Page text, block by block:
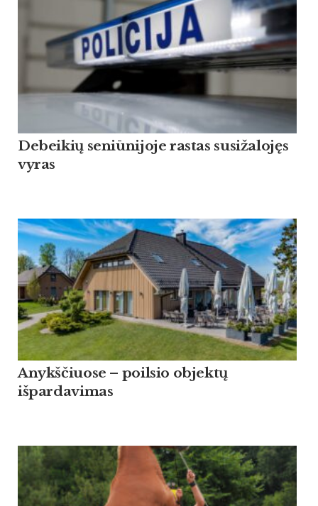
Debeikių seniūnijoje rastas susižalojęs
vyras
Anykščiuose – poilsio objektų
išpardavimas